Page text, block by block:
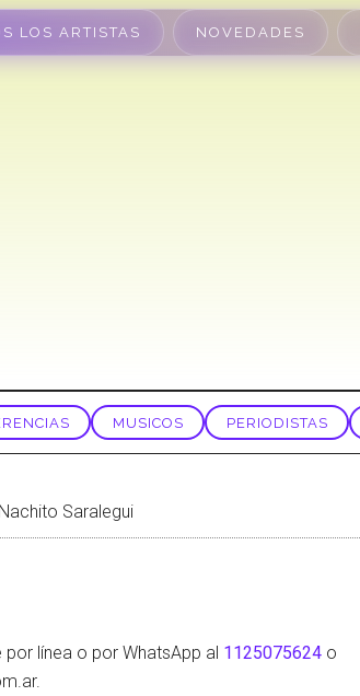
LOS ARTISTAS NOVEDADES
MUSICOS PERIODISTAS
Nachito Saralegui
línea o por WhatsApp al 1125075624 o